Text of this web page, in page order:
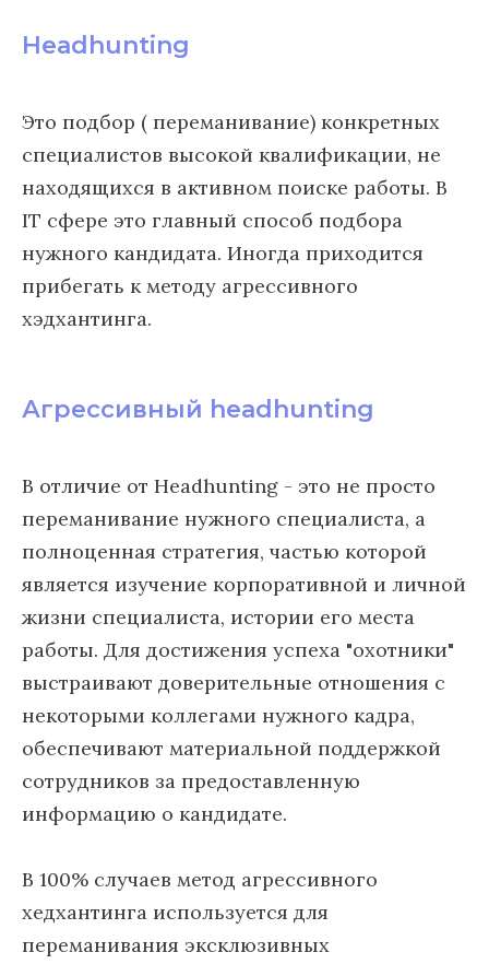
Headhunting
Это подбор ( переманивание) конкретных
специалистов высокой квалификации, не
находящихся в активном поиске работы. В
IT сфере это главный способ подбора
нужного кандидата. Иногда приходится
прибегать к методу агрессивного
хэдхантинга.
Агрессивный headhunting
В отличие от Headhunting - это не просто
переманивание нужного специалиста, а
полноценная стратегия, частью которой
является изучение корпоративной и личной
жизни специалиста, истории его места
работы. Для достижения успеха "охотники"
выстраивают доверительные отношения с
некоторыми коллегами нужного кадра,
обеспечивают материальной поддержкой
сотрудников за предоставленную
информацию о кандидате.
В 100% случаев метод агрессивного
хедхантинга используется для
переманивания эксклюзивных